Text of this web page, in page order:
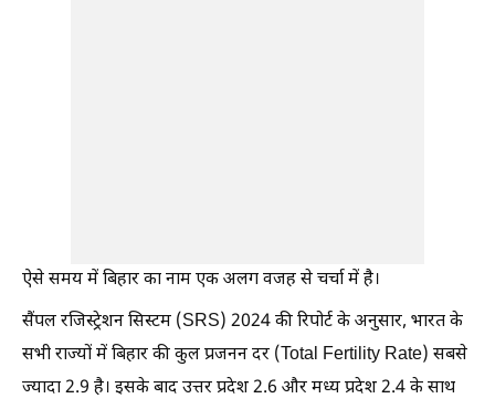
ऐसे समय में बिहार का नाम एक अलग वजह से चर्चा में है।
सैंपल रजिस्ट्रेशन सिस्टम (SRS) 2024 की रिपोर्ट के अनुसार, भारत के
सभी राज्यों में बिहार की कुल प्रजनन दर (Total Fertility Rate) सबसे
ज्यादा 2.9 है। इसके बाद उत्तर प्रदेश 2.6 और मध्य प्रदेश 2.4 के साथ